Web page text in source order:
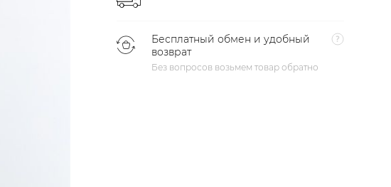
Бесплатный обмен и удобный
возврат
Без вопросов возьмем товар обратно